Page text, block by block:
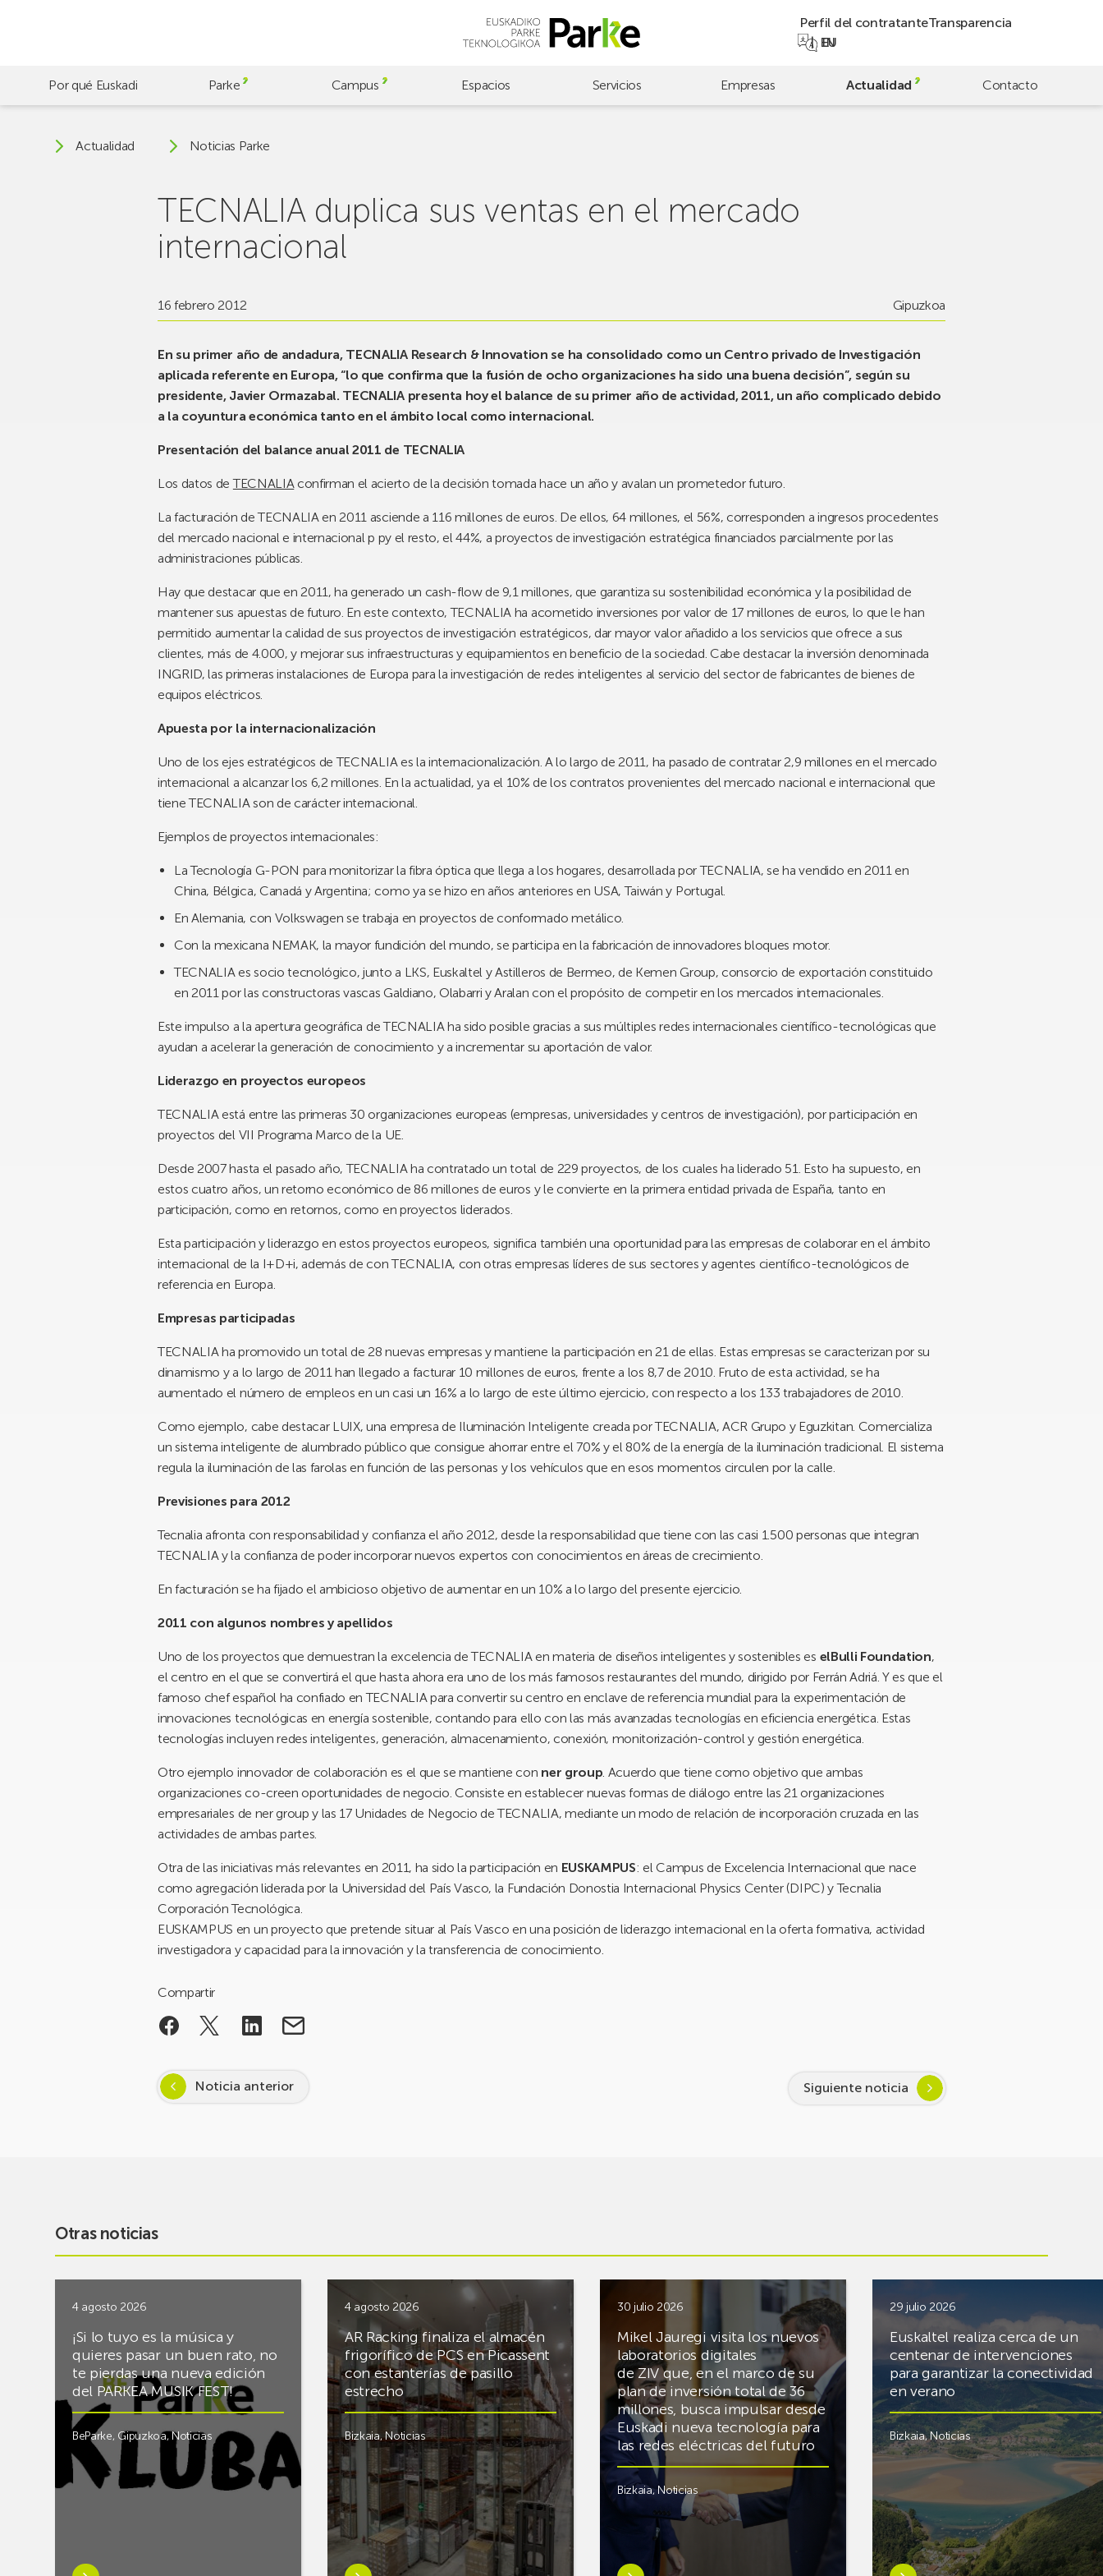
Perfil del contratanteTransparencia
EU
EN
Por qué Euskadi Parke Campus Espacios Servicios Empresas Actualidad Contacto
Actualidad Noticias Parke
TECNALIA duplica sus ventas en el mercado
internacional
16 febrero 2012 Gipuzkoa
En su primer año de andadura, TECNALIA Research & Innovation se ha consolidado como un Centro privado de Investigación
aplicada referente en Europa, “lo que confirma que la fusión de ocho organizaciones ha sido una buena decisión”, según su
presidente, Javier Ormazabal. TECNALIA presenta hoy el balance de su primer año de actividad, 2011, un año complicado debido
a la coyuntura económica tanto en el ámbito local como internacional.
Presentación del balance anual 2011 de TECNALIA
Los datos deTECNALIAconfirman el acierto de la decisión tomada hace un año y avalan un prometedor futuro.
La facturación de TECNALIA en 2011 asciende a 116 millones de euros. De ellos, 64 millones, el 56%, corresponden a ingresos procedentes
del mercado nacional e internacional p py el resto, el 44%, a proyectos de investigación estratégica financiados parcialmente por las
administraciones públicas.
Hay que destacar que en 2011, ha generado un cash-flow de 9,1 millones, que garantiza su sostenibilidad económica y la posibilidad de
mantener sus apuestas de futuro. En este contexto, TECNALIA ha acometido inversiones por valor de 17 millones de euros, lo que le han
permitido aumentar la calidad de sus proyectos de investigación estratégicos, dar mayor valor añadido a los servicios que ofrece a sus
clientes, más de 4.000, y mejorar sus infraestructuras y equipamientos en beneficio de la sociedad. Cabe destacar la inversión denominada
INGRID, las primeras instalaciones de Europa para la investigación de redes inteligentes al servicio del sector de fabricantes de bienes de
equipos eléctricos.
Apuesta por la internacionalización
Uno de los ejes estratégicos de TECNALIA es la internacionalización. A lo largo de 2011, ha pasado de contratar 2,9 millones en el mercado
internacional a alcanzar los 6,2 millones. En la actualidad, ya el 10% de los contratos provenientes del mercado nacional e internacional que
tiene TECNALIA son de carácter internacional.
Ejemplos de proyectos internacionales:
La Tecnología G-PON para monitorizar la fibra óptica que llega a los hogares, desarrollada por TECNALIA, se ha vendido en 2011 en
China, Bélgica, Canadá y Argentina; como ya se hizo en años anteriores en USA, Taiwán y Portugal.
En Alemania, con Volkswagen se trabaja en proyectos de conformado metálico.
Con la mexicana NEMAK, la mayor fundición del mundo, se participa en la fabricación de innovadores bloques motor.
TECNALIA es socio tecnológico, junto a LKS, Euskaltel y Astilleros de Bermeo, de Kemen Group, consorcio de exportación constituido
en 2011 por las constructoras vascas Galdiano, Olabarri y Aralan con el propósito de competir en los mercados internacionales.
Este impulso a la apertura geográfica de TECNALIA ha sido posible gracias a sus múltiples redes internacionales científico-tecnológicas que
ayudan a acelerar la generación de conocimiento y a incrementar su aportación de valor.
Liderazgo en proyectos europeos
TECNALIA está entre las primeras 30 organizaciones europeas (empresas, universidades y centros de investigación), por participación en
proyectos del VII Programa Marco de la UE.
Desde 2007 hasta el pasado año, TECNALIA ha contratado un total de 229 proyectos, de los cuales ha liderado 51. Esto ha supuesto, en
estos cuatro años, un retorno económico de 86 millones de euros y le convierte en la primera entidad privada de España, tanto en
participación, como en retornos, como en proyectos liderados.
Esta participación y liderazgo en estos proyectos europeos, significa también una oportunidad para las empresas de colaborar en el ámbito
internacional de la I+D+i, además de con TECNALIA, con otras empresas líderes de sus sectores y agentes científico-tecnológicos de
referencia en Europa.
Empresas participadas
TECNALIA ha promovido un total de 28 nuevas empresas y mantiene la participación en 21 de ellas. Estas empresas se caracterizan por su
dinamismo y a lo largo de 2011 han llegado a facturar 10 millones de euros, frente a los 8,7 de 2010. Fruto de esta actividad, se ha
aumentado el número de empleos en un casi un 16% a lo largo de este último ejercicio, con respecto a los 133 trabajadores de 2010.
Como ejemplo, cabe destacar LUIX, una empresa de Iluminación Inteligente creada por TECNALIA, ACR Grupo y Eguzkitan. Comercializa
un sistema inteligente de alumbrado público que consigue ahorrar entre el 70% y el 80% de la energía de la iluminación tradicional. El sistema
regula la iluminación de las farolas en función de las personas y los vehículos que en esos momentos circulen por la calle.
Previsiones para 2012
Tecnalia afronta con responsabilidad y confianza el año 2012, desde la responsabilidad que tiene con las casi 1.500 personas que integran
TECNALIA y la confianza de poder incorporar nuevos expertos con conocimientos en áreas de crecimiento.
En facturación se ha fijado el ambicioso objetivo de aumentar en un 10% a lo largo del presente ejercicio.
2011 con algunos nombres y apellidos
Uno de los proyectos que demuestran la excelencia de TECNALIA en materia de diseños inteligentes y sostenibles es elBulli Foundation,
el centro en el que se convertirá el que hasta ahora era uno de los más famosos restaurantes del mundo, dirigido por Ferrán Adriá. Y es que el
famoso chef español ha confiado en TECNALIA para convertir su centro en enclave de referencia mundial para la experimentación de
innovaciones tecnológicas en energía sostenible, contando para ello con las más avanzadas tecnologías en eficiencia energética. Estas
tecnologías incluyen redes inteligentes, generación, almacenamiento, conexión, monitorización-control y gestión energética.
Otro ejemplo innovador de colaboración es el que se mantiene con ner group. Acuerdo que tiene como objetivo que ambas
organizaciones co-creen oportunidades de negocio. Consiste en establecer nuevas formas de diálogo entre las 21 organizaciones
empresariales de ner group y las 17 Unidades de Negocio de TECNALIA, mediante un modo de relación de incorporación cruzada en las
actividades de ambas partes.
Otra de las iniciativas más relevantes en 2011, ha sido la participación en EUSKAMPUS: el Campus de Excelencia Internacional que nace
como agregación liderada por la Universidad del País Vasco, la Fundación Donostia Internacional Physics Center (DIPC) y Tecnalia
Corporación Tecnológica.
EUSKAMPUS en un proyecto que pretende situar al País Vasco en una posición de liderazgo internacional en la oferta formativa, actividad
investigadora y capacidad para la innovación y la transferencia de conocimiento.
Compartir
Noticia anterior Siguiente noticia
Otras noticias
4 agosto 2026
¡Si lo tuyo es la música y
quieres pasar un buen rato, no
te pierdas una nueva edición
del PARKEA MUSIK FEST!
BeParke, Gipuzkoa,Noticias
Saber
4 agosto 2026
AR Racking finaliza el almacén
frigorífico de PCS en Picassent
con estanterías de pasillo
estrecho
Bizkaia,Noticias
Saber
30 julio 2026
Mikel Jauregi visita los nuevos
laboratorios digitales
de ZIV que, en el marco de su
plan de inversión total de 36
millones, busca impulsar desde
Euskadi nueva tecnología para
las redes eléctricas del futuro
Bizkaia,Noticias
Saber
29 julio 2026
Euskaltel realiza cerca de un
centenar de intervenciones
para garantizar la conectividad
en verano
Bizkaia,Noticias
Saber